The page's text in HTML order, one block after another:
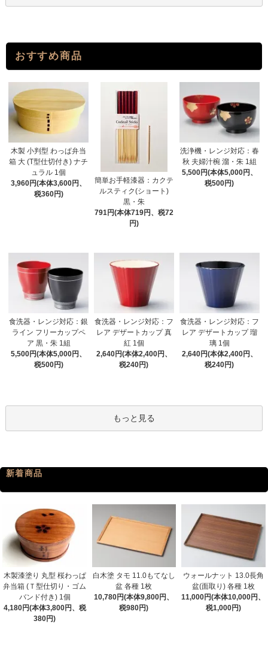
おすすめ商品
木製 小判型 わっぱ弁当
箱 大 (T型仕切付き) ナチ
ュラル 1個
3,960円(本体3,600円、
税360円)
簡単お手軽漆器：カクテ
ルスティク(ショート)
黒・朱
791円(本体719円、税72
円)
洗浄機・レンジ対応：春
秋 夫婦汁椀 溜・朱 1組
5,500円(本体5,000円、
税500円)
食洗器・レンジ対応：銀
ライン フリーカップペ
ア 黒・朱 1組
5,500円(本体5,000円、
税500円)
食洗器・レンジ対応：フ
レア デザートカップ 真
紅 1個
2,640円(本体2,400円、
税240円)
食洗器・レンジ対応：フ
レア デザートカップ 瑠
璃 1個
2,640円(本体2,400円、
税240円)
もっと見る
新着商品
木製漆塗り 丸型 桜わっぱ
弁当箱 (Ｔ型仕切り・ゴム
バンド付き) 1個
4,180円(本体3,800円、税
380円)
白木塗 タモ 11.0もてなし
盆 各種 1枚
10,780円(本体9,800円、
税980円)
ウォールナット 13.0長角
盆(面取り) 各種 1枚
11,000円(本体10,000円、
税1,000円)